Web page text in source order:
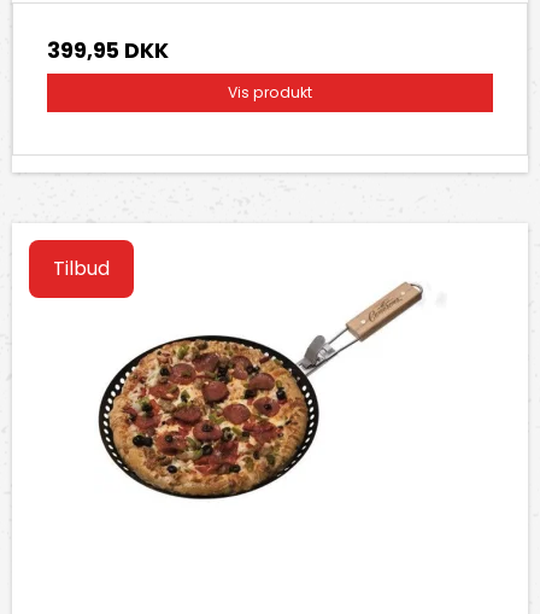
399,95 DKK
Vis produkt
Tilbud